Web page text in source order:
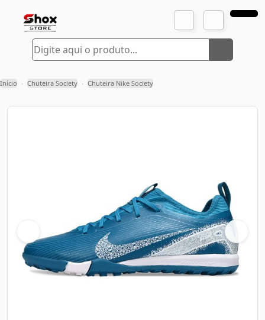
Início › Chuteira Society › Chuteira Nike Society